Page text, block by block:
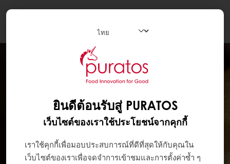
ยินดีต้อนรับสู่ PURATOS
เว็บไซต์ของเราใช้ประโยชน์จากคุกกี้
เราใช้คุกกี้เพื่อมอบประสบการณ์ที่ดีที่สุดให้กับคุณใน
เว็บไซต์ของเราเพื่อจดจำการเข้าชมและการตั้งค่าซ้ำ ๆ